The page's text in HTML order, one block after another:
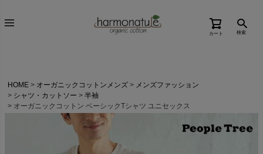
カート 検索
HOME オーガニックコットンメンズ
メンズファッション
シャツ・カットソー
半袖
オーガニックコットン ベーシックTシャツ ユニセックス